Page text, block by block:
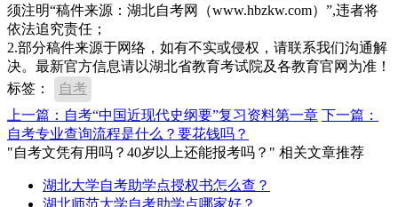
须注明“稿件来源：湖北自考网（www.hbzkw.com）”,违者将
依法追究责任；
2.部分稿件来源于网络，如有不实或侵权，请联系我们沟通解
决。最新官方信息请以湖北省教育考试院及各教育官网为准！
标签：
自考
上一篇：自考“中国近现代史纲要”复习资料第一章 下一篇：
自考专业查询流程是什么？要花钱吗？
"自考文凭有用吗？40岁以上还能报考吗？" 相关文章推荐
湖北大学自考助学点授权书怎么查？
湖北师范大学自考助学点哪家好？